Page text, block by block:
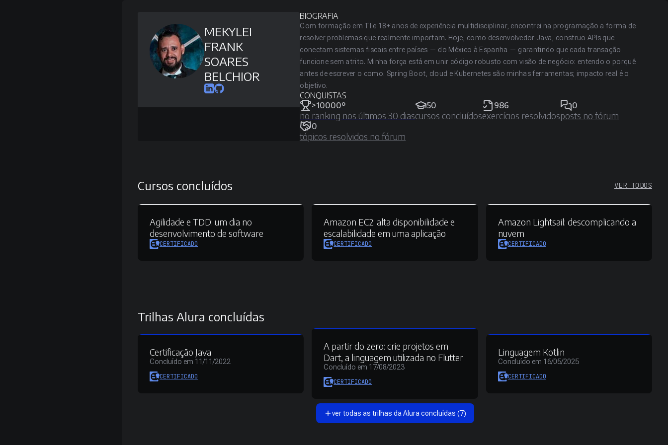
MEKYLEI
FRANK
SOARES
BELCHIOR
BIOGRAFIA
Com formação em TI e 18+ anos de experiência multidisciplinar, encontrei na programação a forma de
resolver problemas que realmente importam. Hoje, como desenvolvedor Java, construo APIs que
conectam sistemas fiscais entre países — do México à Espanha — garantindo que cada transação
funcione sem atrito. Minha força está em unir código robusto com visão de negócio: entendo o porquê
antes de escrever o como. Spring Boot, cloud e Kubernetes são minhas ferramentas; impacto real é o
objetivo.
CONQUISTAS
>10000º
no ranking nos últimos 30 dias
50
cursos concluídos
986
exercícios resolvidos
0
posts no fórum
0
tópicos resolvidos no fórum
Cursos concluídos VER TODOS
Agilidade e TDD: um dia no
desenvolvimento de software
CERTIFICADO
Amazon EC2: alta disponibilidade e
escalabilidade em uma aplicação
CERTIFICADO
Amazon Lightsail: descomplicando a
nuvem
CERTIFICADO
Trilhas Alura concluídas
Certificação Java
Concluído em 11/11/2022
CERTIFICADO
A partir do zero: crie projetos em
Dart, a linguagem utilizada no Flutter
Concluído em 17/08/2023
CERTIFICADO
Linguagem Kotlin
Concluído em 16/05/2025
CERTIFICADO
ver todas as trilhas da Alura concluídas (7)